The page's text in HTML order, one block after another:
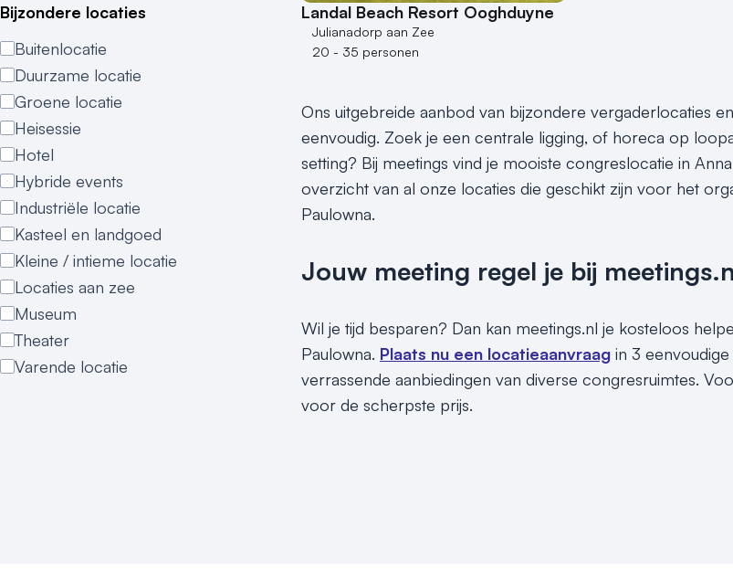
Bijzondere locaties
Buitenlocatie
Duurzame locatie
Groene locatie
Heisessie
Hotel
Hybride events
Industriële locatie
Kasteel en landgoed
Kleine / intieme locatie
Locaties aan zee
Museum
Theater
Varende locatie
Landal Beach Resort Ooghduyne
Julianadorp aan Zee
20 - 35 personen
Ons uitgebreide aanbod van bijzondere vergaderlocaties
eenvoudig. Zoek je een centrale ligging, of horeca op
setting? Bij meetings vind je mooiste congreslocatie in
overzicht van al onze locaties die geschikt zijn voor het
Paulowna.
Jouw meeting regel je bij
Wil je tijd besparen? Dan kan meetings.nl je kosteloos
Paulowna. Plaats nu een locatieaanvraag in 3
verrassende aanbiedingen van diverse congresruimtes.
voor de scherpste prijs.